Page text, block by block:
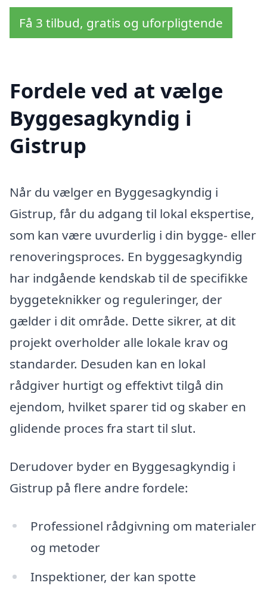
Få 3 tilbud, gratis og uforpligtende
Fordele ved at vælge
Byggesagkyndig i
Gistrup
Når du vælger en Byggesagkyndig i
Gistrup, får du adgang til lokal ekspertise,
som kan være uvurderlig i din bygge- eller
renoveringsproces. En byggesagkyndig
har indgående kendskab til de specifikke
byggeteknikker og reguleringer, der
gælder i dit område. Dette sikrer, at dit
projekt overholder alle lokale krav og
standarder. Desuden kan en lokal
rådgiver hurtigt og effektivt tilgå din
ejendom, hvilket sparer tid og skaber en
glidende proces fra start til slut.
Derudover byder en Byggesagkyndig i
Gistrup på flere andre fordele:
Professionel rådgivning om materialer
og metoder
Inspektioner, der kan spotte